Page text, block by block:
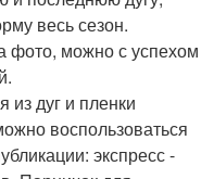
весь сезон.
фото, можно с успехом
из дуг и пленки
воспользоваться
экспресс -